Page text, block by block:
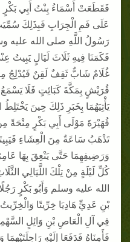
فَقَطَعَتْ أَسْمَاءُ بِنْتُ أَبِي
عَلَى فَمِ الْجِرَابِ فَبِذَلِكَ
رَسُولُ اللَّهِ صلى الله عليه
فَكَمَنَا فِيهِ ثَلَاثَ لَيَالٍ يَبِيتُ
غُلَامٌ شَابٌّ ثَقِفٌ لَقِنٌ فَيُدْلِجُ
قُرَيْشٍ بِمَكَّةَ كَبَائِتٍ فَلَا يَسْمَعُ
يَأْتِيَهُمَا بِخَبَرِ ذَلِكَ حِينَ
فُهَيْرَةَ مَوْلَى أَبِي بَكْرٍ مِنْحَةً
تَذْهَبُ سَاعَةٌ مِنَ الْعِشَاءِ
وَرَضِيفِهِمَا حَتَّى يَنْعِقَ بِهَا
كُلِّ لَيْلَةٍ مِنْ تِلْكَ اللَّيَالِي
الله عليه وسلم وَأَبُو بَكْرٍ
بْنِ عَدِيٍّ هَادِيَا خِرِّيتًا
فِي آلِ الْعَاصِ بْنِ وَائِلٍ
فَأَمِنَاهُ فَدَفَعَا إِلَيْهِ